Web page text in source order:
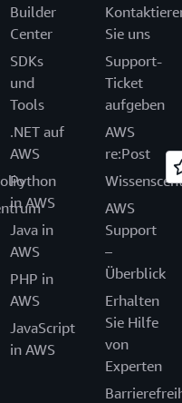
Builder
Center
SDKs
und
Tools
.NET auf
AWS
Python
in AWS
Java in
AWS
PHP in
AWS
JavaScript
in AWS
Sie uns
Support-
Ticket
aufgeben
AWS
re:Post
AWS
Support
–
Überblick
Erhalten
Sie Hilfe
von
Experten